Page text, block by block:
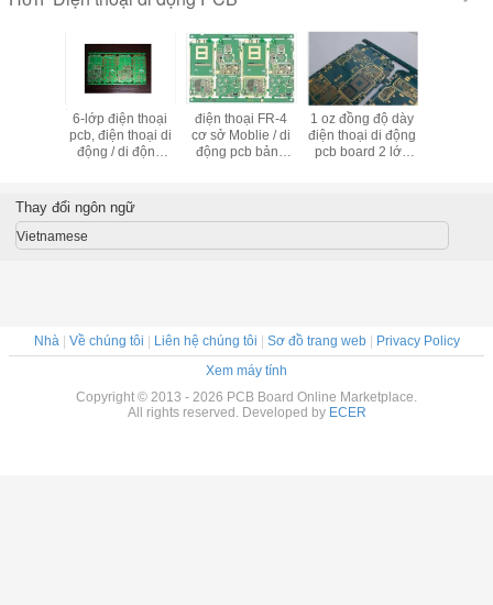
6-lớp điện thoại
pcb, điện thoại di
động / di động
ngâm
điện thoại FR-4
cơ sở Moblie / di
động pcb bảng
1 oz đồng độ dày
điện thoại di động
pcb board 2 lớp
Thay đổi ngôn ngữ
Vietnamese
Nhà| Về chúng tôi | Liên hệ chúng tôi | Sơ đồ trang web| Privacy Policy
Xem máy tính
Copyright © 2013 - 2026 PCB Board Online Marketplace.
All rights reserved. Developed by ECER